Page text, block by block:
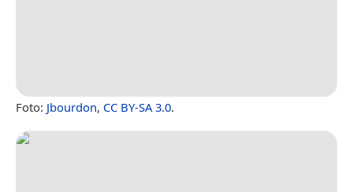
Foto: Jbourdon, CC BY-SA 3.0.